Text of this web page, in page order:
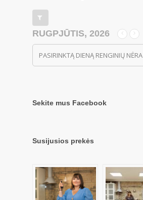
RUGPJŪTIS, 2026
PASIRINKTĄ DIENĄ RENGINIŲ NĖRA
Sekite mus Facebook
Susijusios prekės